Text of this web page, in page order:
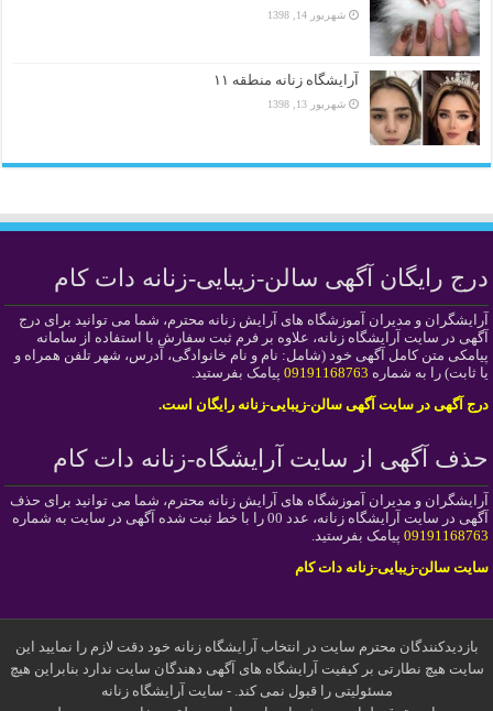
شهریور 14, 1398
آرایشگاه زنانه منطقه ۱۱
شهریور 13, 1398
درج رایگان آگهی سالن-زیبایی-زنانه دات کام
آرایشگران و مدیران آموزشگاه های آرایش زنانه محترم، شما می توانید برای درج
آگهی در سایت آرایشگاه زنانه، علاوه بر فرم ثبت سفارش با استفاده از سامانه
پیامکی متن کامل آگهی خود (شامل: نام و نام خانوادگی، آدرس، شهر تلفن همراه و
یا ثابت) را به شماره 09191168763 پیامک بفرستید.
درج آگهی در سایت آگهی سالن-زیبایی-زنانه رایگان است.
حذف آگهی از سایت آرایشگاه-زنانه دات کام
آرایشگران و مدیران آموزشگاه های آرایش زنانه محترم، شما می توانید برای حذف
آگهی در سایت آرایشگاه زنانه، عدد 00 را با خط ثبت شده آگهی در سایت به شماره
09191168763 پیامک بفرستید.
سایت سالن-زیبایی-زنانه دات کام
بازدیدکنندگان محترم سایت در انتخاب آرایشگاه زنانه خود دقت لازم را نمایید این
سایت هیچ نطارتی بر کیفیت آرایشگاه های آگهی دهندگان سایت ندارد بنابراین هیچ
مسئولیتی را قبول نمی کند. - سایت آرایشگاه زنانه